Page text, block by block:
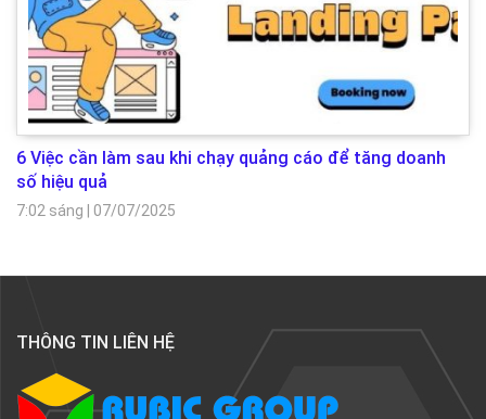
6 Việc cần làm sau khi chạy quảng cáo để tăng doanh
số hiệu quả
7:02 sáng 07/07/2025
THÔNG TIN LIÊN HỆ